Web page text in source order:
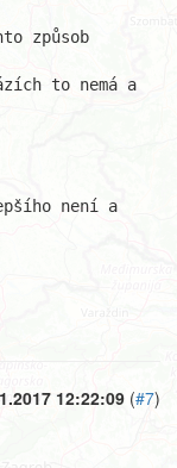
způsob
to nemá a
není a
12:22:09 (#7)